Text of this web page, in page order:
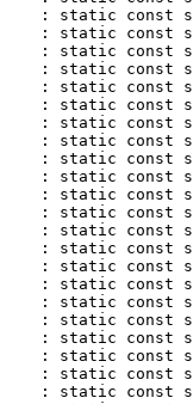
: static const
: static const
: static const
: static const
: static const
: static const
: static const
: static const
: static const
: static const
: static const
: static const
: static const
: static const
: static const
: static const
: static const
: static const
: static const
: static const
: static const
: static const